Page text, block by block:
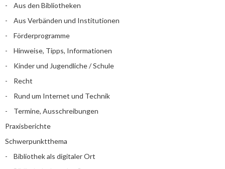
Aus den Bibliotheken
Aus Verbänden und Institutionen
Förderprogramme
Hinweise, Tipps, Informationen
Kinder und Jugendliche / Schule
Recht
Rund um Internet und Technik
Termine, Ausschreibungen
Praxisberichte
Schwerpunktthema
Bibliothek als digitaler Ort